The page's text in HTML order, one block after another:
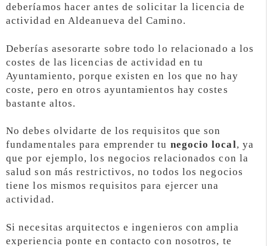
deberíamos hacer antes de solicitar la licencia de
actividad en Aldeanueva del Camino.
Deberías asesorarte sobre todo lo relacionado a los
costes de las licencias de actividad en tu
Ayuntamiento, porque existen en los que no hay
coste, pero en otros ayuntamientos hay costes
bastante altos.
No debes olvidarte de los requisitos que son
fundamentales para emprender tu negocio local, ya
que por ejemplo, los negocios relacionados con la
salud son más restrictivos, no todos los negocios
tiene los mismos requisitos para ejercer una
actividad.
Si necesitas arquitectos e ingenieros con amplia
experiencia ponte en contacto con nosotros, te